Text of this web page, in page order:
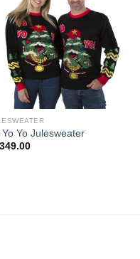
Add to
Wishlist
Yo Yo Julesweater
349.00